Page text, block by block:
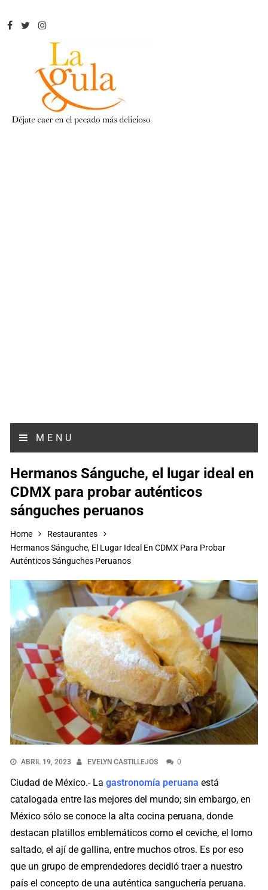
MENU
Hermanos Sánguche, el lugar ideal en
CDMX para probar auténticos
sánguches peruanos
Home
Restaurantes
Hermanos Sánguche, El Lugar Ideal En CDMX Para Probar
Auténticos Sánguches Peruanos
ABRIL 19, 2023 EVELYN CASTILLEJOS 0
Ciudad de México.- Lagastronomía peruana está
catalogada entre las mejores del mundo; sin embargo, en
México sólo se conoce la alta cocina peruana, donde
destacan platillos emblemáticos como el ceviche, el lomo
saltado, el ají de gallina, entre muchos otros. Es por eso
que un grupo de emprendedores decidió traer a nuestro
país el concepto de una auténtica sanguchería peruana.